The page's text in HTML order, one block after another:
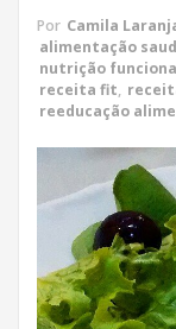
Por Camila
alimentação
nutrição
receita fit,
reeducação